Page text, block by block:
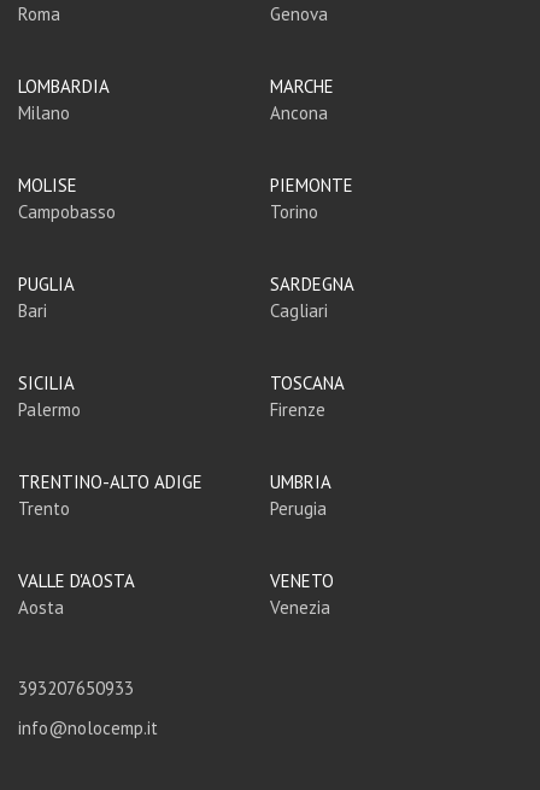
Roma
Genova
LOMBARDIA
Milano
MARCHE
Ancona
MOLISE
Campobasso
PIEMONTE
Torino
PUGLIA
Bari
SARDEGNA
Cagliari
SICILIA
Palermo
TOSCANA
Firenze
TRENTINO-ALTO ADIGE
Trento
UMBRIA
Perugia
VALLE D'AOSTA
Aosta
VENETO
Venezia
393207650933
info@nolocemp.it